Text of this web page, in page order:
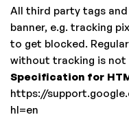
All third party tags
banner, e.g. tracking
to get blocked.
without tracking is
Specification for
https://
hl=en